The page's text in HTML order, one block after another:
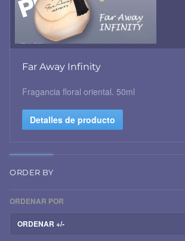
Far Away Infinity
Fragancia floral oriental. 50ml
Detalles de producto
ORDER BY
ORDENAR POR
ORDENAR +/-